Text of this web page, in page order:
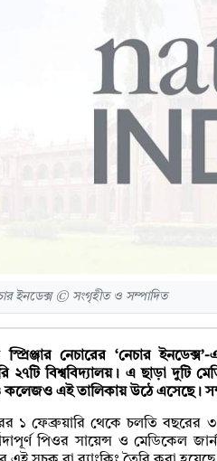
ইনডেক্স © সংগৃহীত ও সম্পাদিত
স্প্রিঞ্জার নেচারের ‘নেচার
২৭টি বিশ্ববিদ্যালয়। এ ছাড়া দুটি
এই তালিকায় উঠে এসেছে।
১ ফেব্রুয়ারি থেকে চলতি বছরের ৩১
পিওর সায়েন্স ও মেডিকেল